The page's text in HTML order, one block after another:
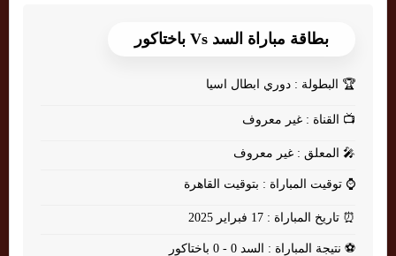
بطاقة مباراة السد Vs باختاكور
🏆 البطولة : دوري ابطال اسيا
📺 القناة : غير معروف
🎤 المعلق : غير معروف
⌚ توقيت المباراة : بتوقيت القاهرة
⏰ تاريخ المباراة : 17 فبراير 2025
⚽ نتيجة المباراة : السد 0 - 0 باختاكور